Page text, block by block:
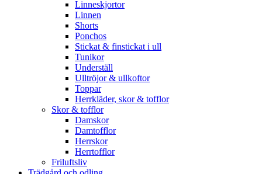
Linneskjortor
Linnen
Shorts
Ponchos
Stickat & finstickat i ull
Tunikor
Underställ
Ulltröjor & ullkoftor
Toppar
Herrkläder, skor & tofflor
Skor & tofflor
Damskor
Damtofflor
Herrskor
Herrtofflor
Friluftsliv